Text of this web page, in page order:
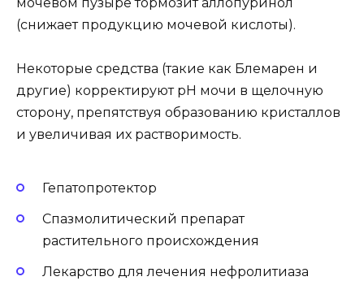
(снижает продукцию мочевой кислоты).
Некоторые средства (такие как Блемарен и
другие) корректируют рН мочи в щелочную
сторону, препятствуя образованию кристаллов
и увеличивая их растворимость.
Гепатопротектор
Спазмолитический препарат
растительного происхождения
Лекарство для лечения нефролитиаза